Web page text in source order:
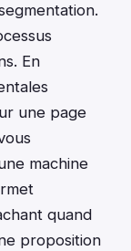
En
une page
machine
quand
proposition